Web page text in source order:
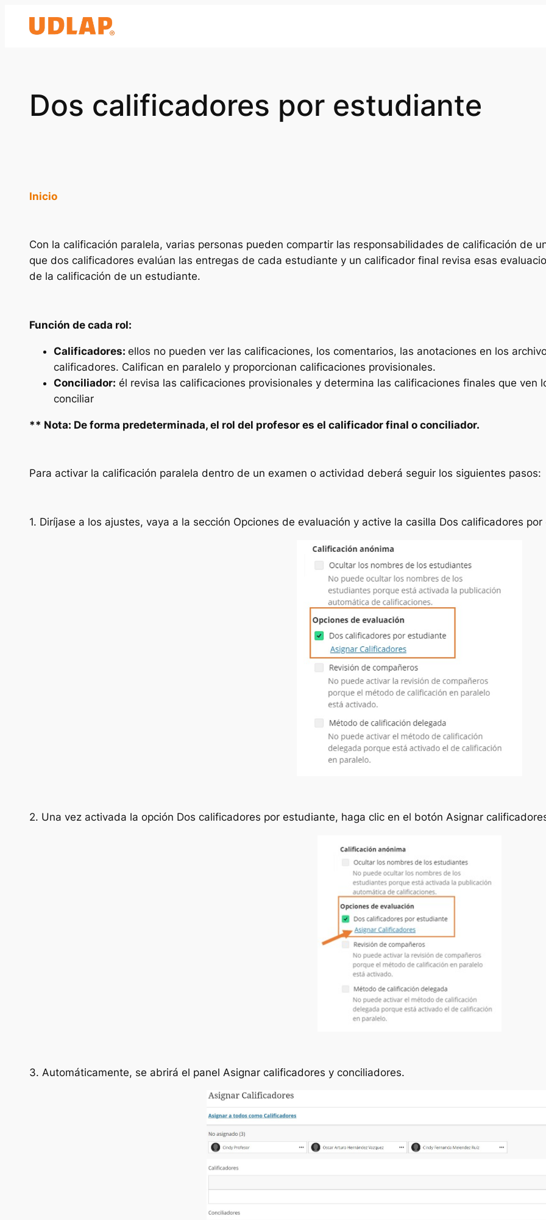
Dos calificadores por estudiante
Inicio
Con la calificación paralela, varias personas pueden compartir las responsabilidades de calificación de
que dos calificadores evalúan las entregas de cada estudiante y un calificador final revisa esas
de la calificación de un estudiante.
Función de cada rol:
Calificadores: ellos no pueden ver las calificaciones, los comentarios, las anotaciones en los
calificadores. Califican en paralelo y proporcionan calificaciones provisionales.
Conciliador: él revisa las calificaciones provisionales y determina las calificaciones finales que
conciliar
** Nota: De forma predeterminada, el rol del profesor es el calificador final o conciliador.
Para activar la calificación paralela dentro de un examen o actividad deberá seguir los siguientes pasos:
1. Diríjase a los ajustes, vaya a la sección Opciones de evaluación y active la casilla Dos calificadores
2. Una vez activada la opción Dos calificadores por estudiante, haga clic en el botón Asignar
3. Automáticamente, se abrirá el panel Asignar calificadores y conciliadores.